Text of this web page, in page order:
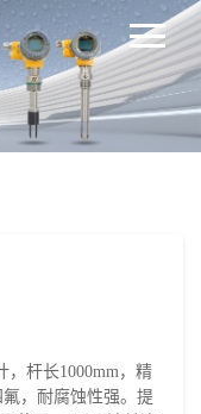
杆长1000mm，精
，耐腐蚀性强。提